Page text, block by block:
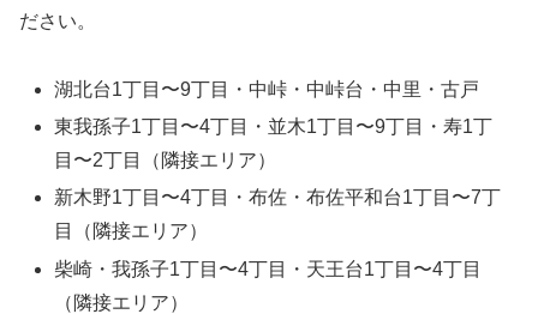
ださい。
湖北台1丁目〜9丁目・中峠・中峠台・中里・古戸
東我孫子1丁目〜4丁目・並木1丁目〜9丁目・寿1丁
目〜2丁目（隣接エリア）
新木野1丁目〜4丁目・布佐・布佐平和台1丁目〜7丁
目（隣接エリア）
柴崎・我孫子1丁目〜4丁目・天王台1丁目〜4丁目
（隣接エリア）